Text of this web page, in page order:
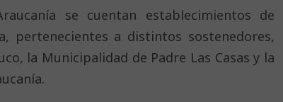
se cuentan establecimientos de
pertenecientes a distintos sostenedores,
la Municipalidad de Padre Las Casas y la